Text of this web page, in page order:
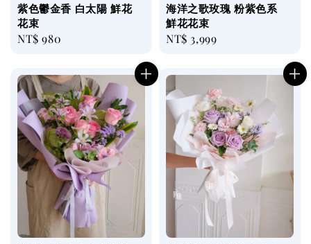
紫色鬱金香 白太陽 鮮花
花束
Regular
NT$ 980
海洋之歌玫瑰 粉紫色系
鮮花花束
Regular
NT$ 3,999